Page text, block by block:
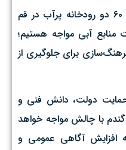
حاجی رضا تصریح کرد: در دهه ۶۰ دو رودخانه پرآب در قم
منابع آبی مواجه هستیم؛
برای جلوگیری از
دولت، دانش فنی و
گندم با چالش مواجه خواهد
افزایش آگاهی عمومی و